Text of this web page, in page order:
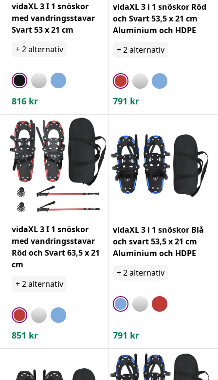
vidaXL 3 I 1 snöskor
med vandringsstavar
Svart 53 x 21 cm
+2alternativ
816 kr
vidaXL 3 i 1 snöskor Röd
och Svart 53,5 x 21 cm
Aluminium och HDPE
+2alternativ
791 kr
vidaXL 3 I 1 snöskor
med vandringsstavar
Röd och Svart 63,5 x 21
cm
+2alternativ
851 kr
vidaXL 3 i 1 snöskor Blå
och svart 53,5 x 21 cm
Aluminium och HDPE
+2alternativ
791 kr